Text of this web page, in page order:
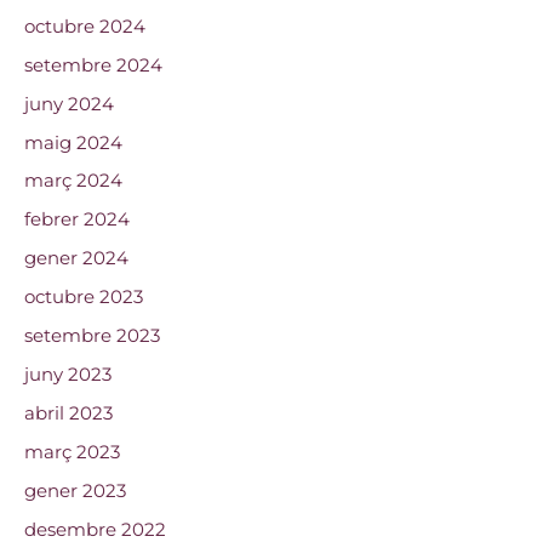
octubre 2024
setembre 2024
juny 2024
maig 2024
març 2024
febrer 2024
gener 2024
octubre 2023
setembre 2023
juny 2023
abril 2023
març 2023
gener 2023
desembre 2022